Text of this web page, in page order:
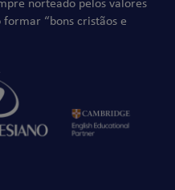
“bons cristãos e